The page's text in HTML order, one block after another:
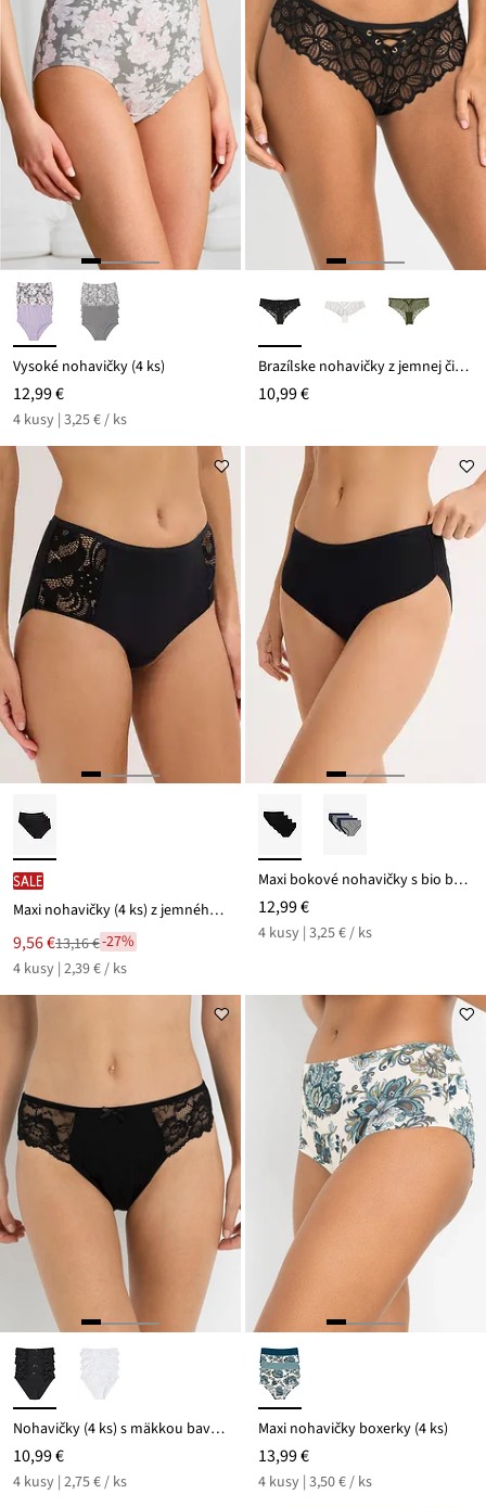
Vysoké nohavičky (4 ks)
12,99 €
4 kusy | 3,25 € / ks
Brazílske nohavičky z jemnej čipky
10,99 €
SALE
Maxi nohavičky (4 ks) z jemného modálu
Nová
cena
je
9,56 €
Zľava
z
ceny
13,16 €
13,16 €-27%
4 kusy | 2,39 € / ks
Maxi bokové nohavičky s bio bavlnou (4 ks v balení)
12,99 €
4 kusy | 3,25 € / ks
Nohavičky (4 ks) s mäkkou bavlnou a čipkou
10,99 €
4 kusy | 2,75 € / ks
Maxi nohavičky boxerky (4 ks)
13,99 €
4 kusy | 3,50 € / ks